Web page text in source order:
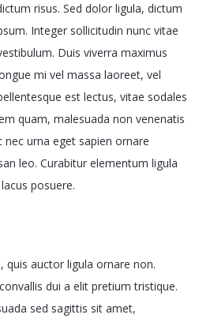
risus. Sed dolor ligula, dictum
Integer sollicitudin nunc vitae
Duis viverra maximus
mi vel massa laoreet, vel
est lectus, vitae sodales
quam, malesuada non venenatis
urna eget sapien ornare
leo. Curabitur elementum ligula
posuere.
quis auctor ligula ornare non.
dui a elit pretium tristique.
sed sagittis sit amet,